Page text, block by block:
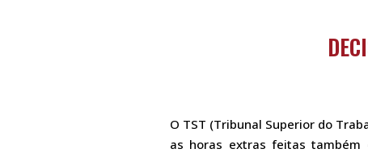
O TST (Tribunal Superior do
as horas extras feitas também